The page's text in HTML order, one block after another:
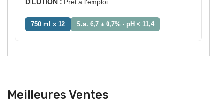
DILUTION : Prêt à l’emploi
750 ml x 12 S.a. 6,7 ± 0,7% - pH < 11,4
Meilleures Ventes